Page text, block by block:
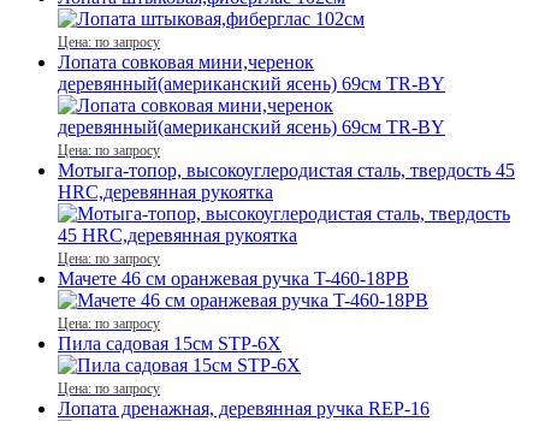
Цена: по запросу
Лопата совковая мини,черенок
деревянный(американский ясень) 69см TR-BY
Цена: по запросу
Мотыга-топор, высокоуглеродистая сталь, твердость 45
HRC,деревянная рукоятка
Цена: по запросу
Мачете 46 см оранжевая ручка T-460-18PB
Цена: по запросу
Пила садовая 15см STP-6X
Цена: по запросу
Лопата дренажная, деревянная ручка REР-16